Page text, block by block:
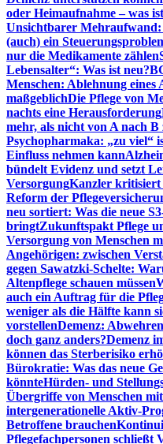
oder Heimaufnahme – was
Unsichtbarer
(auch) ein
nur die Medikamente zählen
Lebensalter“: Was ist neu?
Menschen: Ablehnung eines
maßgeblichDie Pflege von
nachts eine Herausforderung
mehr, als nicht von A nach B
Psychopharmaka: „zu viel“
Einfluss nehmen kann
bündelt Evidenz und setzt
VersorgungKanzler
Reform der
neu sortiert: Was die neue
bringtZukunftspakt Pflege
Versorgung von Menschen
Angehörigen: zwischen
gegen Sawatzki-Schelte:
Altenpflege schauen müssen
auch ein Auftrag für die
weniger als die Hälfte kann
vorstellenDemenz:
doch ganz anders?Demenz
können das Sterberisiko
Bürokratie: Was das neue
könnteHürden- und
Übergriffe von Menschen
intergenerationelle Aktiv-
Betroffene brauchen
Pflegefachpersonen schließt